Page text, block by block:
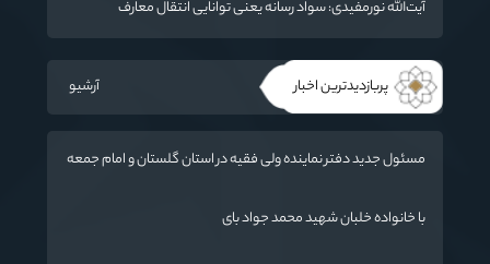
آیت‌الله نورمفیدی: سواد رسانه یعنی توانایی انتقال معارف
پربازدیدترین اخبار آرشیو
مسئول جدید دفتر نماینده ولی فقیه در استان گلستان و امام جمعه
با خانواده خلبان شهید محمد جواد بای